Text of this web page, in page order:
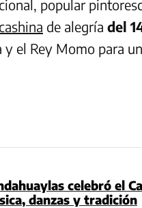
popular
de alegría del
el Rey Momo para
celebró el
danzas y tradición